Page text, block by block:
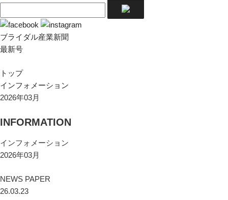
ブライダル産業新聞
最新号
トップ
インフォメーション
2026年03月
INFORMATION
インフォメーション
2026年03月
NEWS PAPER
26.03.23